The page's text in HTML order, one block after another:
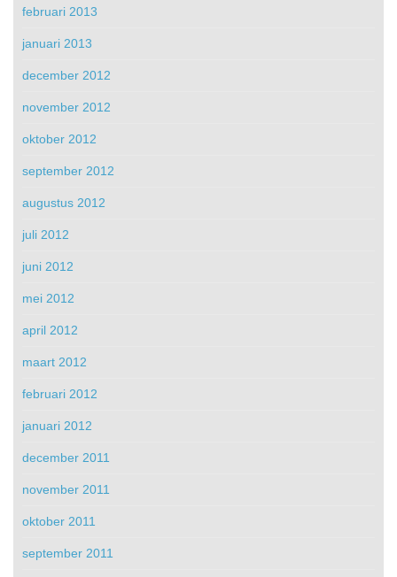
februari 2013
januari 2013
december 2012
november 2012
oktober 2012
september 2012
augustus 2012
juli 2012
juni 2012
mei 2012
april 2012
maart 2012
februari 2012
januari 2012
december 2011
november 2011
oktober 2011
september 2011